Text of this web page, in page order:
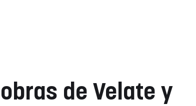
obras de Velate y